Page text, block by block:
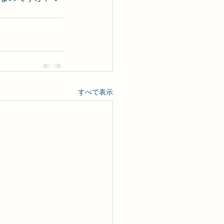
すべて表示